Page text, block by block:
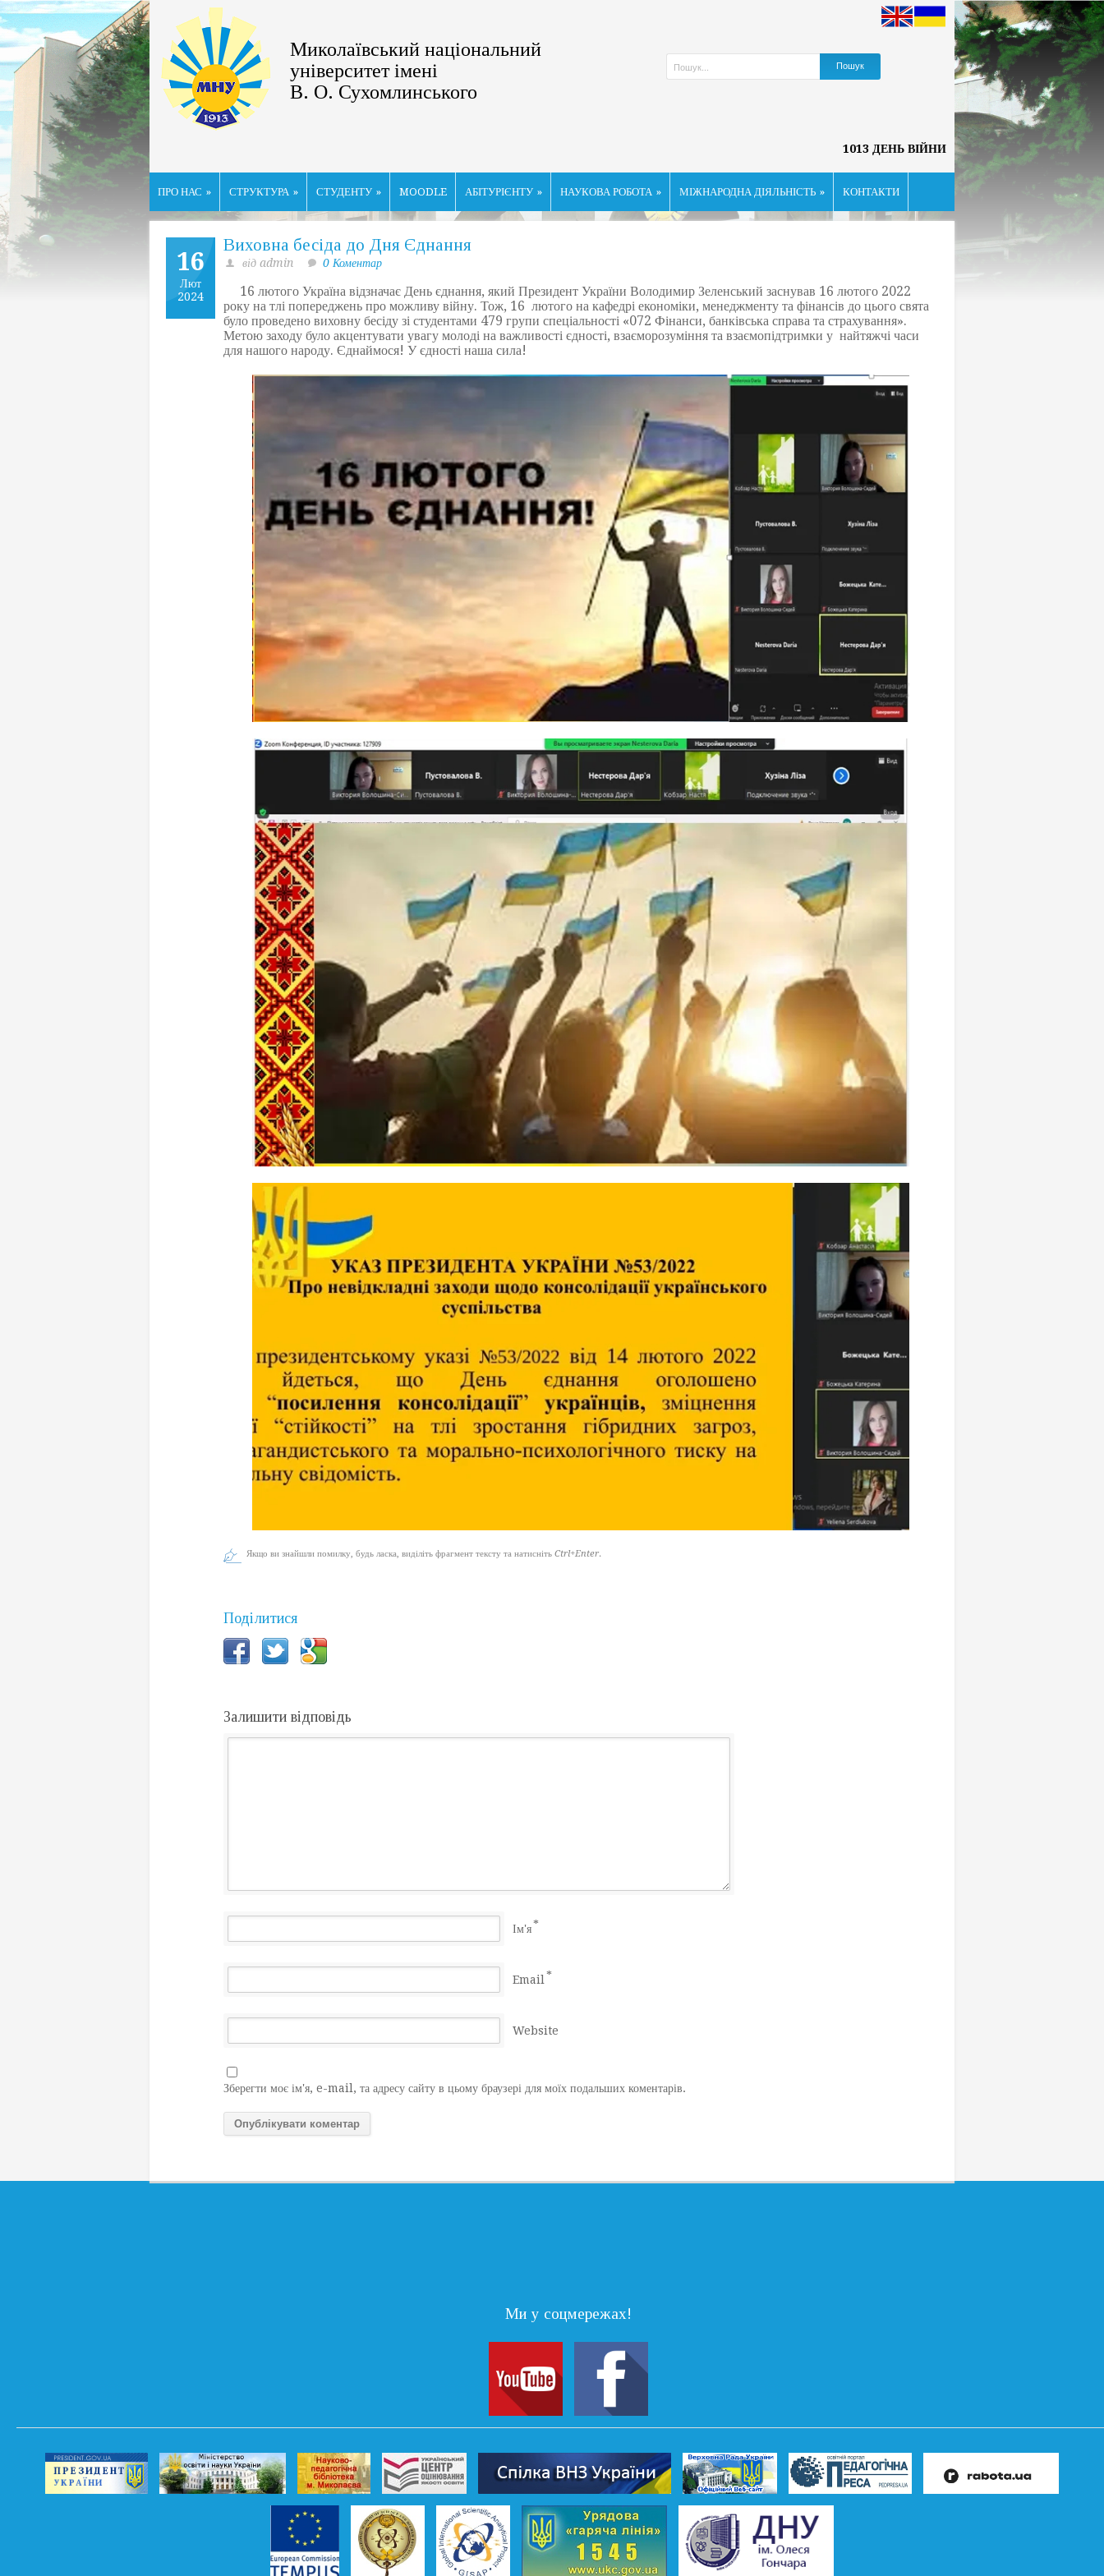
Миколаївський національний
університет імені
В. О. Сухомлинського
1013 ДЕНЬ ВІЙНИ
ПРО НАС » СТРУКТУРА » СТУДЕНТУ » MOODLE АБІТУРІЄНТУ » НАУКОВА РОБОТА » МІЖНАРОДНА ДІЯЛЬНІСТЬ » КОНТАКТИ
16
Лют
2024
Виховна бесіда до Дня Єднання
від admin 0 Коментар
16 лютого Україна відзначає День єднання, який Президент України Володимир Зеленський заснував 16 лютого 2022
року на тлі попереджень про можливу війну. Тож, 16 лютого на кафедрі економіки, менеджменту та фінансів до цього свята
було проведено виховну бесіду зі студентами 479 групи спеціальності «072 Фінанси, банківська справа та страхування».
Метою заходу було акцентувати увагу молоді на важливості єдності, взаєморозуміння та взаємопідтримки у найтяжчі часи
для нашого народу. Єднаймося! У єдності наша сила!
Якщо ви знайшли помилку, будь ласка, виділіть фрагмент тексту та натисніть Ctrl+Enter.
Поділитися
Залишити відповідь
Ім'я*
Email *
Website
Зберегти моє ім'я, e-mail, та адресу сайту в цьому браузері для моїх подальших коментарів.
Ми у соцмережах!